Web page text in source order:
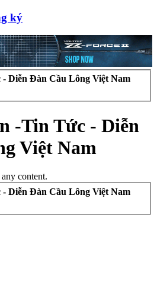
ký
Diễn Đàn Cầu Lông Việt Nam
-Tin Tức - Diễn
Việt Nam
content.
Diễn Đàn Cầu Lông Việt Nam